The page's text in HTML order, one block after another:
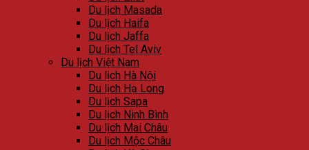
Du lịch Masada
Du lịch Haifa
Du lịch Jaffa
Du lịch Tel Aviv
Du lịch Việt Nam
Du lịch Hà Nội
Du lịch Hạ Long
Du lịch Sapa
Du lịch Ninh Bình
Du lịch Mai Châu
Du lịch Mộc Châu